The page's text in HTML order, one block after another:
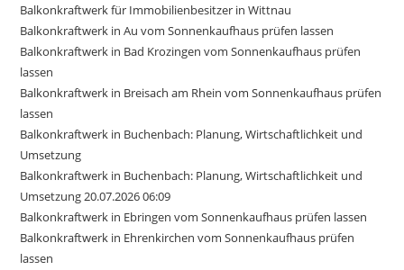
Balkonkraftwerk für Immobilienbesitzer in Wittnau
Balkonkraftwerk in Au vom Sonnenkaufhaus prüfen lassen
Balkonkraftwerk in Bad Krozingen vom Sonnenkaufhaus prüfen
lassen
Balkonkraftwerk in Breisach am Rhein vom Sonnenkaufhaus prüfen
lassen
Balkonkraftwerk in Buchenbach: Planung, Wirtschaftlichkeit und
Umsetzung
Balkonkraftwerk in Buchenbach: Planung, Wirtschaftlichkeit und
Umsetzung 20.07.2026 06:09
Balkonkraftwerk in Ebringen vom Sonnenkaufhaus prüfen lassen
Balkonkraftwerk in Ehrenkirchen vom Sonnenkaufhaus prüfen
lassen